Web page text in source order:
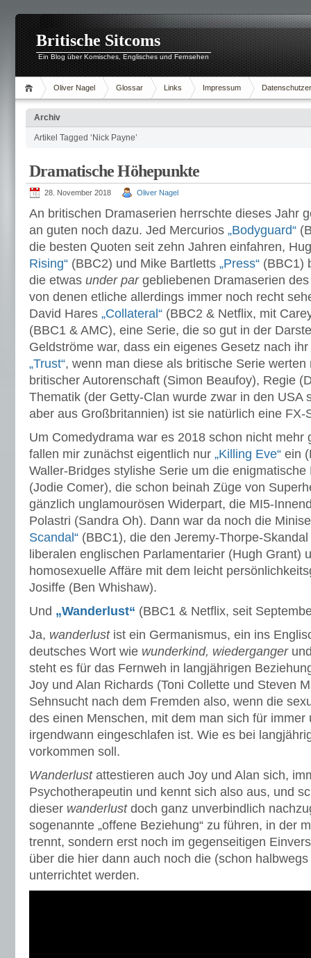
Britische Sitcoms
Ein Blog über Komisches, Englisches und Fernsehen
Oliver Nagel Glossar Links Impressum
Archiv
Artikel Tagged ‘Nick Payne’
Dramatische Höhepunkte
28. November 2018 Oliver Nagel
An britischen Dramaserien herrschte dieses Jahr
an guten noch dazu. Jed Mercurios „Bodyguard“
die besten Quoten seit zehn Jahren einfahren,
Rising“ (BBC2) und Mike Bartletts „Press“ (BBC1)
die etwas under pargebliebenen Dramaserien
von denen etliche allerdings immer noch recht
David Hares „Collateral“ (BBC2 & Netflix, mit
(BBC1 & AMC), eine Serie, die so gut in der
Geldströme war, dass ein eigenes Gesetz nach
„Trust“, wenn man diese als britische Serie
britischer Autorenschaft (Simon Beaufoy), Regie
Thematik (der Getty-Clan wurde zwar in den USA
aber aus Großbritannien) ist sie natürlich eine FX-
Um Comedydrama war es 2018 schon nicht mehr
fallen mir zunächst eigentlich nur „Killing Eve“ ein
Waller-Bridges stylishe Serie um die
(Jodie Comer), die schon beinah Züge von
gänzlich unglamourösen Widerpart, die MI5-
Polastri (Sandra Oh). Dann war da noch die
Scandal“ (BBC1), die den Jeremy-Thorpe-
liberalen englischen Parlamentarier (Hugh Grant)
homosexuelle Affäre mit dem leicht
Josiffe (Ben Whishaw).
Und „Wanderlust“ (BBC1 & Netflix, seit
Ja, wanderlustist ein Germanismus, ein ins
deutsches Wort wie wunderkind, wiederganger
steht es für das Fernweh in langjährigen
Joy und Alan Richards (Toni Collette und Steven
Sehnsucht nach dem Fremden also, wenn die
des einen Menschen, mit dem man sich für immer
irgendwann eingeschlafen ist. Wie es bei
vorkommen soll.
Wanderlustattestieren auch Joy und Alan sich,
Psychotherapeutin und kennt sich also aus, und
dieser wanderlust doch ganz unverbindlich
sogenannte „offene Beziehung“ zu führen, in der
trennt, sondern erst noch im gegenseitigen
über die hier dann auch noch die (schon
unterrichtet werden.